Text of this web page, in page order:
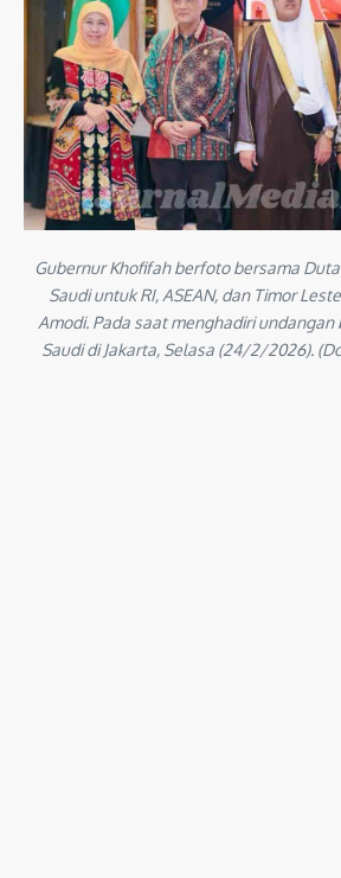
Gubernur Khofifah berfoto bersama
Saudi untuk RI, ASEAN, dan Timor
Amodi. Pada saat menghadiri undangan
Saudi di Jakarta, Selasa (24/2/2026).